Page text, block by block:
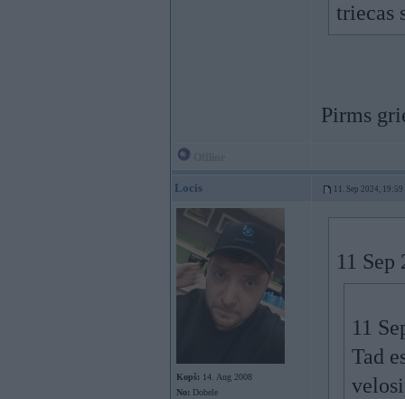
triecas
Pirms
Locis 11. Sep 2024, 19:59
Kopš: 14. Aug 2008
No: Dobele
11
11
Tad